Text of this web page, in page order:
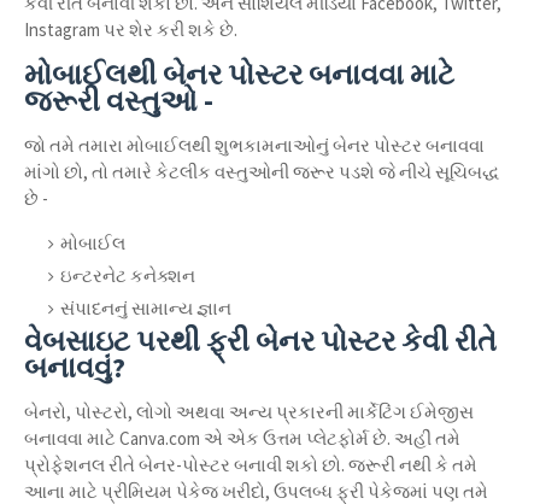
Instagram પર શેર કરી શકે છે.
મોબાઈલથી બેનર પોસ્ટર બનાવવા માટે
જરૂરી વસ્તુઓ -
જો તમે તમારા મોબાઈલથી શુભકામનાઓનું બેનર પોસ્ટર બનાવવા
માંગો છો, તો તમારે કેટલીક વસ્તુઓની જરૂર પડશે જે નીચે સૂચિબદ્ધ
છે -
મોબાઈલ
ઇન્ટરનેટ કનેક્શન
સંપાદનનું સામાન્ય જ્ઞાન
વેબસાઇટ પરથી ફ્રી બેનર પોસ્ટર કેવી રીતે
બનાવવું?
બેનરો, પોસ્ટરો, લોગો અથવા અન્ય પ્રકારની માર્કેટિંગ ઈમેજીસ
બનાવવા માટે Canva.com એ એક ઉત્તમ પ્લેટફોર્મ છે. અહીં તમે
પ્રોફેશનલ રીતે બેનર-પોસ્ટર બનાવી શકો છો. જરૂરી નથી કે તમે
આના માટે પ્રીમિયમ પેકેજ ખરીદો, ઉપલબ્ધ ફ્રી પેકેજમાં પણ તમે